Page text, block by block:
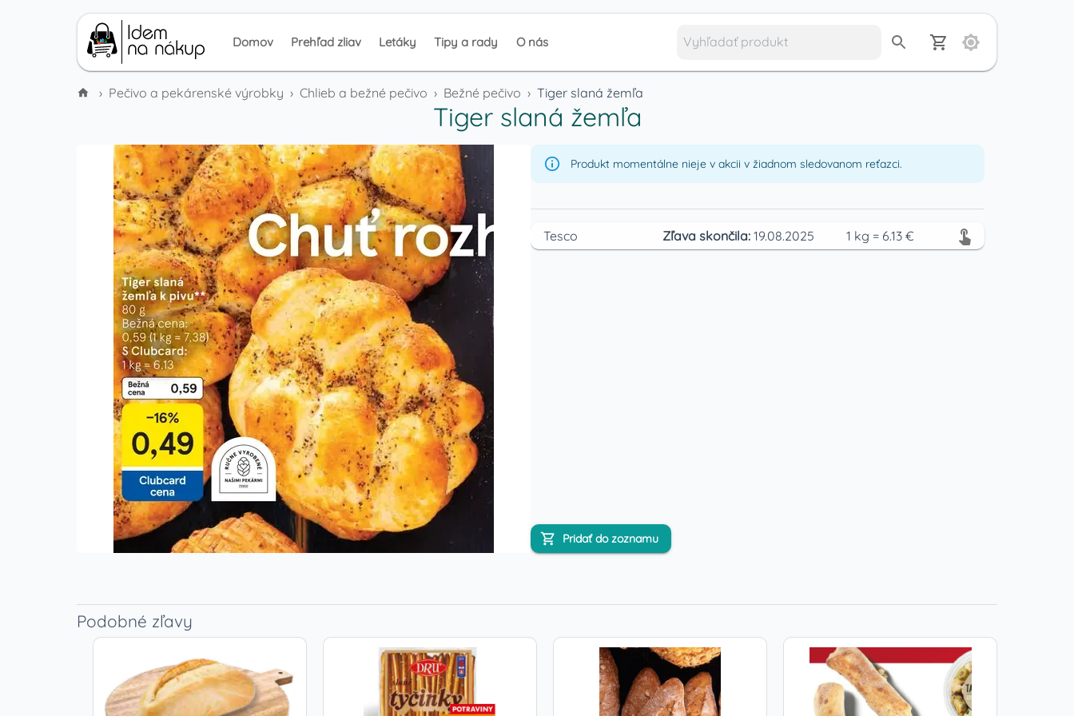
Domov Prehľad zliav Letáky Tipy a rady O nás
› Pečivo a pekárenské výrobky › Chlieb a bežné pečivo › Bežné pečivo › Tiger slaná žemľa
Tiger slaná žemľa
Produkt momentálne nieje v akcii v žiadnom sledovanom reťazci.
Tesco Zľava skončila:19.08.2025 1 kg = 6.13€
Pridať do zoznamu
Podobné zľavy